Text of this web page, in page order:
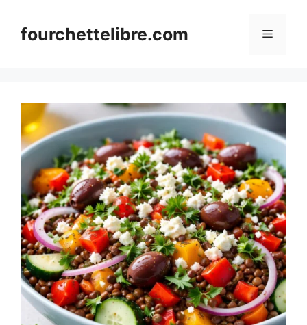
contentfourchettelibre.com Menu